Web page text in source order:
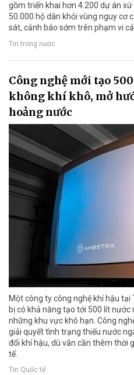
gồm triển khai hơn 4.200 dự án
50.000 hộ dân khỏi vùng nguy cơ
sát, cảnh báo sớm trên phạm vi
Tin trong nước
Công nghệ mới tạo
không khí khô, mở
hoảng nước
Một công ty công nghệ khí hậu
bị có khả năng tạo tới 500 lít
những khu vực khô hạn. Công
giải quyết tình trạng thiếu nước
đổi khí hậu, dù vẫn cần thêm thời
tế.
Tin Quốc tế